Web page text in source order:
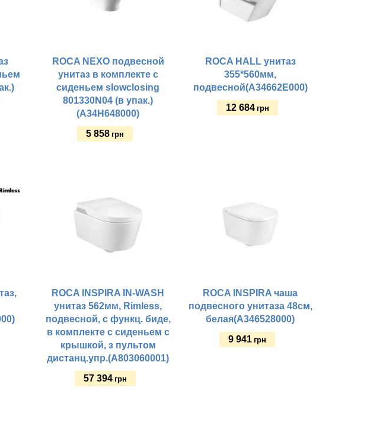
ROCA NEXO подвесной
унитаз в комплекте с
сиденьем slowclosing
801330N04 (в упак.)
(A34H648000)
5 858 грн
ROCA HALL унитаз
355*560мм,
подвесной(A34662E000)
12 684 грн
ROCA INSPIRA IN-WASH
унитаз 562мм, Rimless,
подвесной, с функц. биде,
в комплекте с сиденьем с
крышкой, з пультом
дистанц.упр.(A803060001)
57 394 грн
ROCA INSPIRA чаша
подвесного унитаза 48см,
белая(A346528000)
9 941 грн